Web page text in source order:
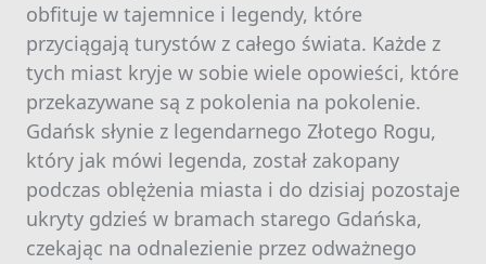
obfituje w tajemnice i legendy, które
przyciągają turystów z całego świata. Każde z
tych miast kryje w sobie wiele opowieści, które
przekazywane są z pokolenia na pokolenie.
Gdańsk słynie z legendarnego Złotego Rogu,
który jak mówi legenda, został zakopany
podczas oblężenia miasta i do dzisiaj pozostaje
ukryty gdzieś w bramach starego Gdańska,
czekając na odnalezienie przez odważnego